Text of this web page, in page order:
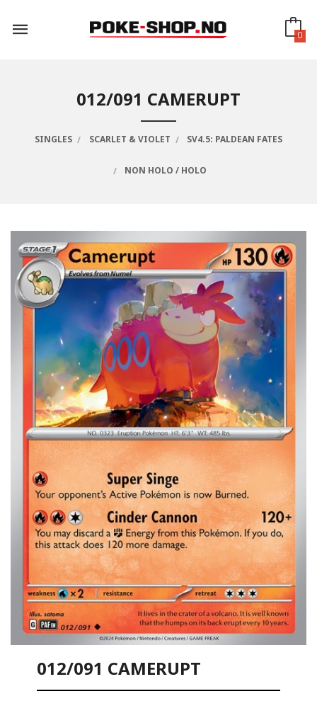
innholdet
0
012/091 CAMERUPT
SINGLES SCARLET & VIOLET SV4.5: PALDEAN FATES
NON HOLO / HOLO
012/091 CAMERUPT